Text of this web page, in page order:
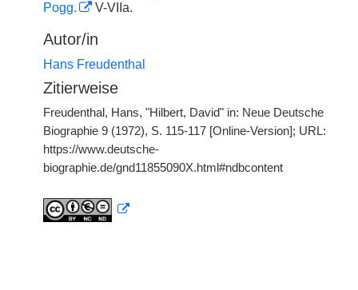
Pogg.
V-VIIa.
Autor/in
Hans Freudenthal
Zitierweise
Freudenthal, Hans, "Hilbert, David" in: Neue Deutsche
Biographie 9 (1972), S. 115-117 [Online-Version]; URL:
https://www.deutsche-
biographie.de/gnd11855090X.html#ndbcontent